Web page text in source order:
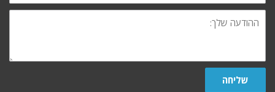
ההודעה
שלך:
שליחה